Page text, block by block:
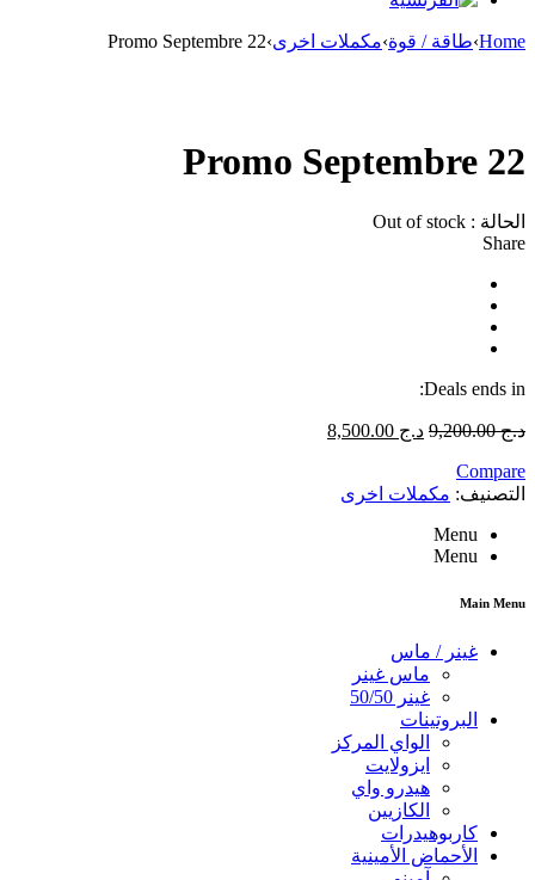
Home
›طاقة / قوة›مكملات اخرى›
Promo Septembre 22
Promo Septembre 22
الحالة : Out of stock
Share
Deals ends in:
د.ج9,200.00 د.ج
Compare
التصنيف: مكملات اخرى
Menu
Menu
Main Menu
غينر / ماس
ماس غينر
غينر 50/50
البروتينات
الواي المركز
ايزولايت
هيدرو واي
الكازيين
كاربوهيدرات
الأحماض الأمينية